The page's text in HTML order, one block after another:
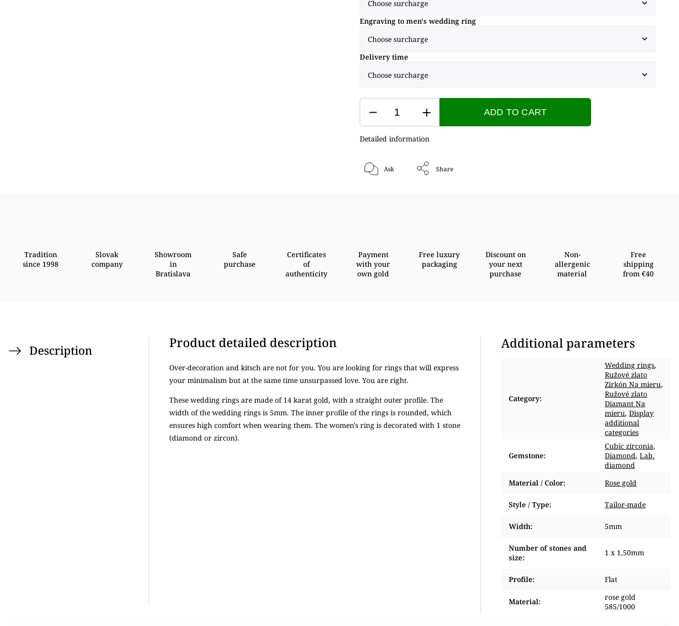
Engraving to men's wedding ring
Delivery time
ADD TO CART
Detailed information
Ask Share
Tradition
since 1998
Slovak
company
Showroom
in
Bratislava
Safe
purchase
Certificates
of
authenticity
Payment
with your
own gold
Free luxury
packaging
Discount on
your next
purchase
Non-
allergenic
material
Free
shipping
from €40
Description Product detailed description
Over-decoration and kitsch are not for you. You are looking for rings that will express
your minimalism but at the same time unsurpassed love. You are right.
These wedding rings are made of 14 karat gold, with a straight outer profile. The
width of the wedding rings is 5mm. The inner profile of the rings is rounded, which
ensures high comfort when wearing them. The women's ring is decorated with 1 stone
(diamond or zircon).
Additional parameters
Category:
Wedding rings,
Ružové zlato
Zirkón Na mieru,
Ružové zlato
Diamant Na
mieru,Display
additional
categories
Gemstone:
Cubic zirconia,
Diamond,Lab.
diamond
Material / Color: Rose gold
Style / Type: Tailor-made
Width: 5mm
Number of stones and
size:
1 x 1,50mm
Profile: Flat
Material:
rose gold
585/1000